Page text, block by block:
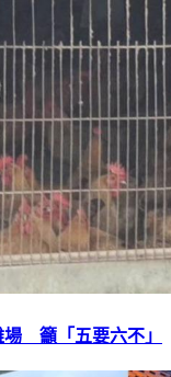
場 籲「五要六不」